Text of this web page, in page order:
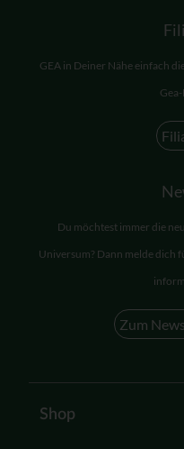
GEA in Deiner Nähe einfach
Du möchtest immer die
Universum? Dann melde dich
Zum
Shop